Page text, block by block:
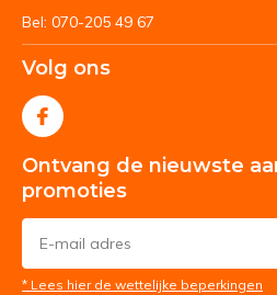
Bel: 070-205 49 67
Volg ons
Ontvang de nieuwste
promoties
* Lees hier de wettelijke beperkingen